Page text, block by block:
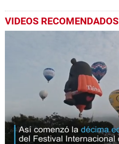
VIDEOS RECOMENDADOS